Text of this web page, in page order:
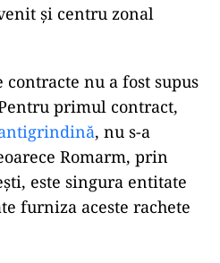
și centru zonal
nu a fost supus
primul contract,
, nu s-a
Romarm, prin
este singura entitate
furniza aceste rachete